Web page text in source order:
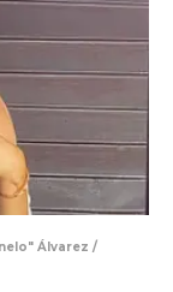
Álvarez /